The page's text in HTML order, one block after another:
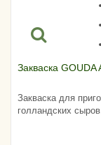
Закваска
Закваска для
голландских сыров.